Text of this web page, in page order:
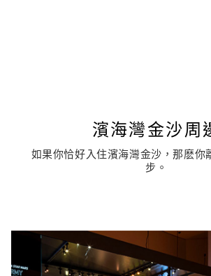
濱海灣金沙周
如果你恰好入住濱海灣金沙，那麽你
步。